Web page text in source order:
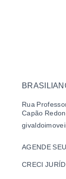
Rua
Capão
AGENDE
CRECI